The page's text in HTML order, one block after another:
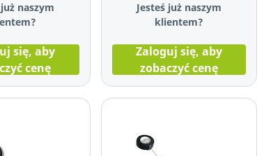
naszym
się, aby
cenę
Jesteś już naszym
klientem?
Zaloguj się, aby
zobaczyć cenę